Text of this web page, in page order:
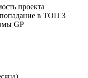
проекта
в ТОП 3
GP